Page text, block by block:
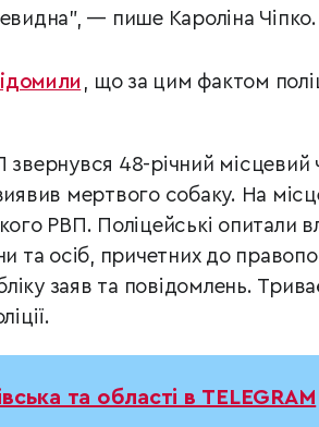
— пише Кароліна Чіпко.
, що за цим фактом
48-річний місцевий
мертвого собаку. На
РВП. Поліцейські опитали
та осіб, причетних до
заяв та повідомлень.
та області в TELEGRAM